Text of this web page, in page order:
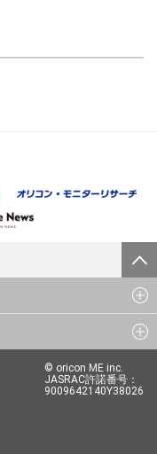
© oricon ME inc.
JASRAC許諾番号：
9009642140Y38026